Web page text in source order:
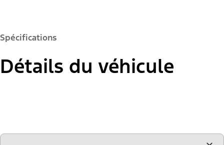
Spécifications
Détails du véhicule
"Modèles"